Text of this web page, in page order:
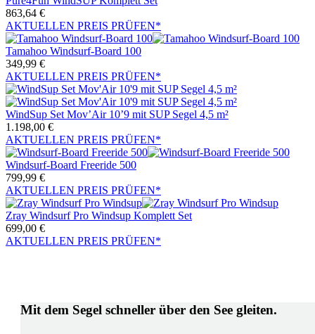
863,64 €
AKTUELLEN PREIS PRÜFEN*
Tamahoo Windsurf-Board 100
349,99 €
AKTUELLEN PREIS PRÜFEN*
WindSup Set Mov’Air 10’9 mit SUP Segel 4,5 m²
1.198,00 €
AKTUELLEN PREIS PRÜFEN*
Windsurf-Board Freeride 500
799,99 €
AKTUELLEN PREIS PRÜFEN*
Zray Windsurf Pro Windsup Komplett Set
699,00 €
AKTUELLEN PREIS PRÜFEN*
Mit dem Segel schneller über den See gleiten.